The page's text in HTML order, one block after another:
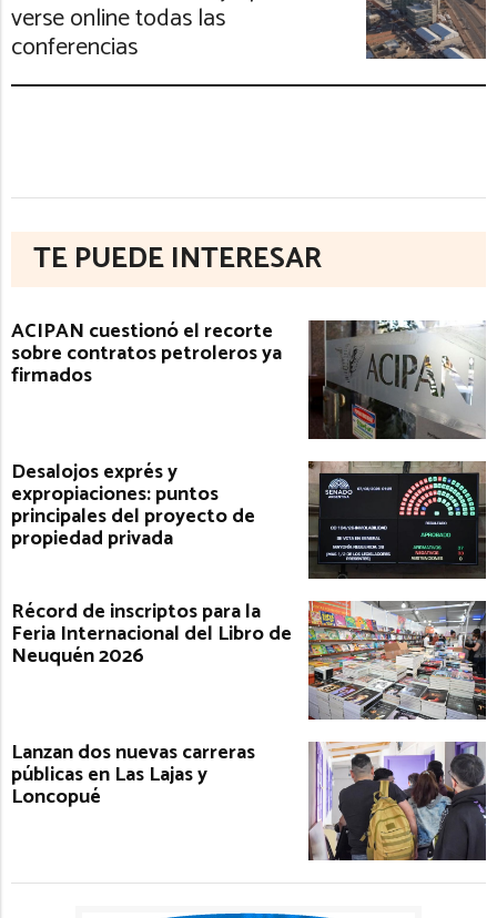
verse online todas las
conferencias
TE PUEDE INTERESAR
ACIPAN cuestionó el recorte
sobre contratos petroleros ya
firmados
Desalojos exprés y
expropiaciones: puntos
principales del proyecto de
propiedad privada
Récord de inscriptos para la
Feria Internacional del Libro de
Neuquén 2026
Lanzan dos nuevas carreras
públicas en Las Lajas y
Loncopué